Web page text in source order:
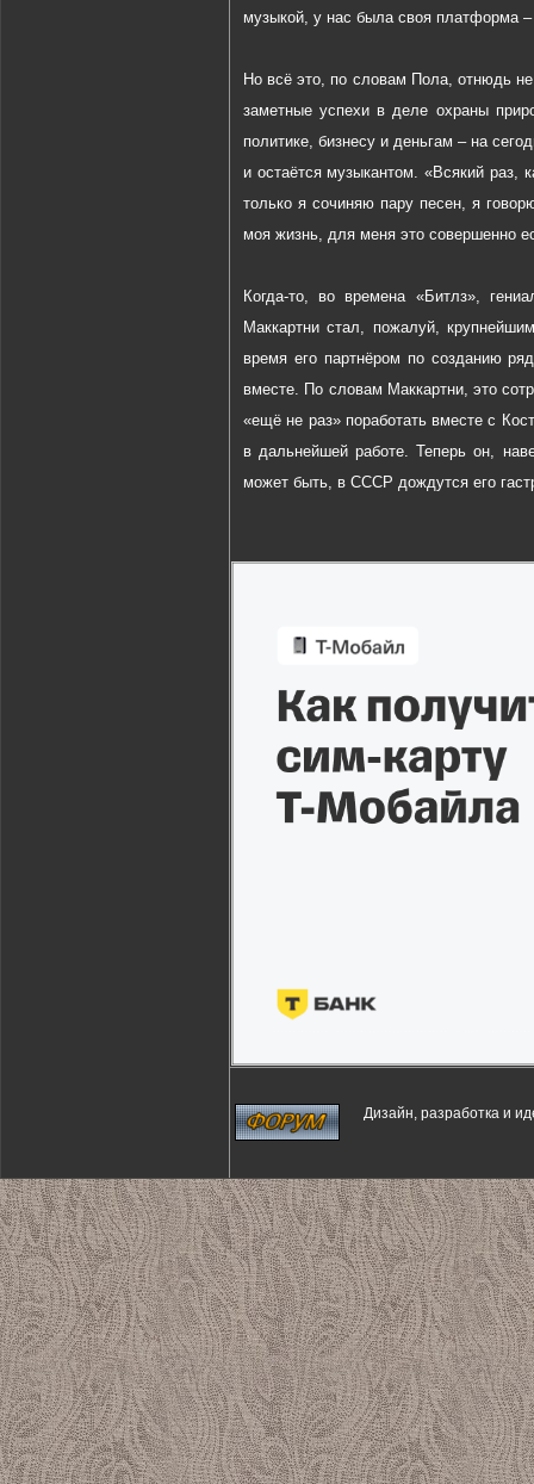
музыкой, у нас была своя платформа
Но всё это, по словам Пола, отнюдь
заметные успехи в деле охраны
политике, бизнесу и деньгам – на
и остаётся музыкантом. «Всякий раз,
только я сочиняю пару песен, я
моя жизнь, для меня это совершенно
Когда-то, во времена «Битлз»,
Маккартни стал, пожалуй,
время его партнёром по созданию
вместе. По словам Маккартни, это
«ещё не раз» поработать вместе с
в дальнейшей работе. Теперь он,
может быть, в СССР дождутся его
Дизайн, разработка и